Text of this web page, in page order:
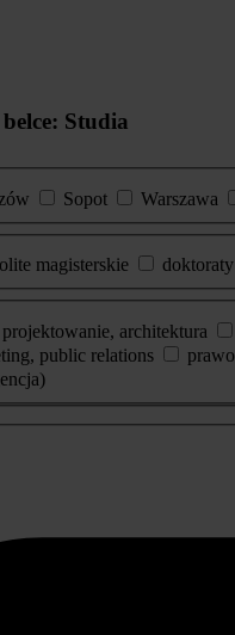
Studia
Sopot Warszawa
magisterskie doktoraty
architektura
public relations prawo